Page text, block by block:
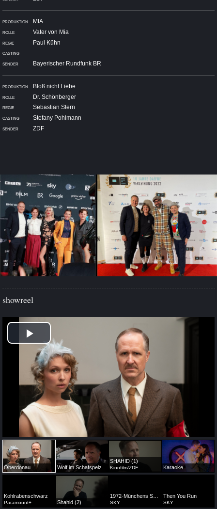
MIA
Vater von Mia
Paul Kühn
Bayerischer Rundfunk BR
Bloß nicht Liebe
Dr. Schönberger
Sebastian Stern
Stefany Pohlmann
ZDF
showreel
Play
Video
Oberdonau Wolf im Schafspelz
SHAHID (1)
Kinofilm/ZDF Karaoke
Kohlrabenschwarz
Paramount+ Shahid (2) SKY
Then You Run
SKY